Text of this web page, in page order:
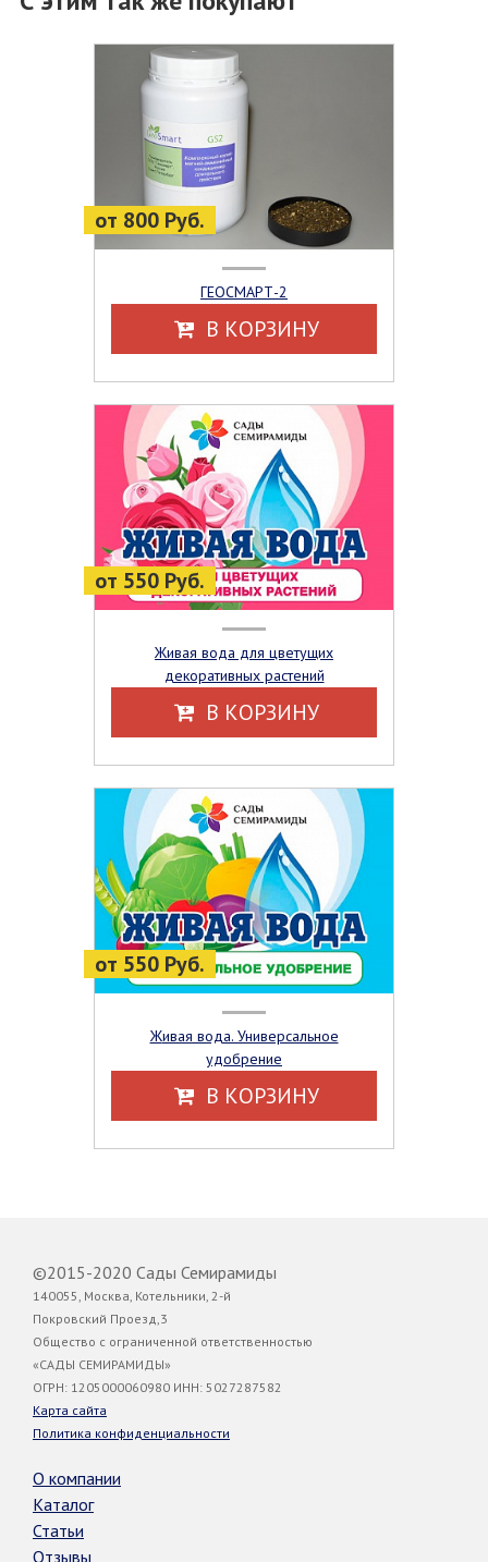
от 800 Руб.
ГЕОСМАРТ-2
В КОРЗИНУ
от 550 Руб.
Живая вода для цветущих
декоративных растений
В КОРЗИНУ
от 550 Руб.
Живая вода. Универсальное
удобрение
В КОРЗИНУ
©2015-2020 Сады Семирамиды
140055, Москва, Котельники, 2-й
Покровский Проезд,3
Общество с ограниченной ответственностью
«САДЫ СЕМИРАМИДЫ»
ОГРН: 1205000060980 ИНН: 5027287582
Карта сайта
Политика конфиденциальности
О компании
Каталог
Статьи
Отзывы